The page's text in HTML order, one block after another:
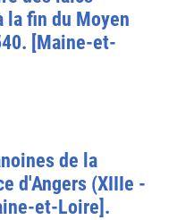
la fin du Moyen
[Maine-et-
de la
d'Angers (XIIIe -
et-Loire].